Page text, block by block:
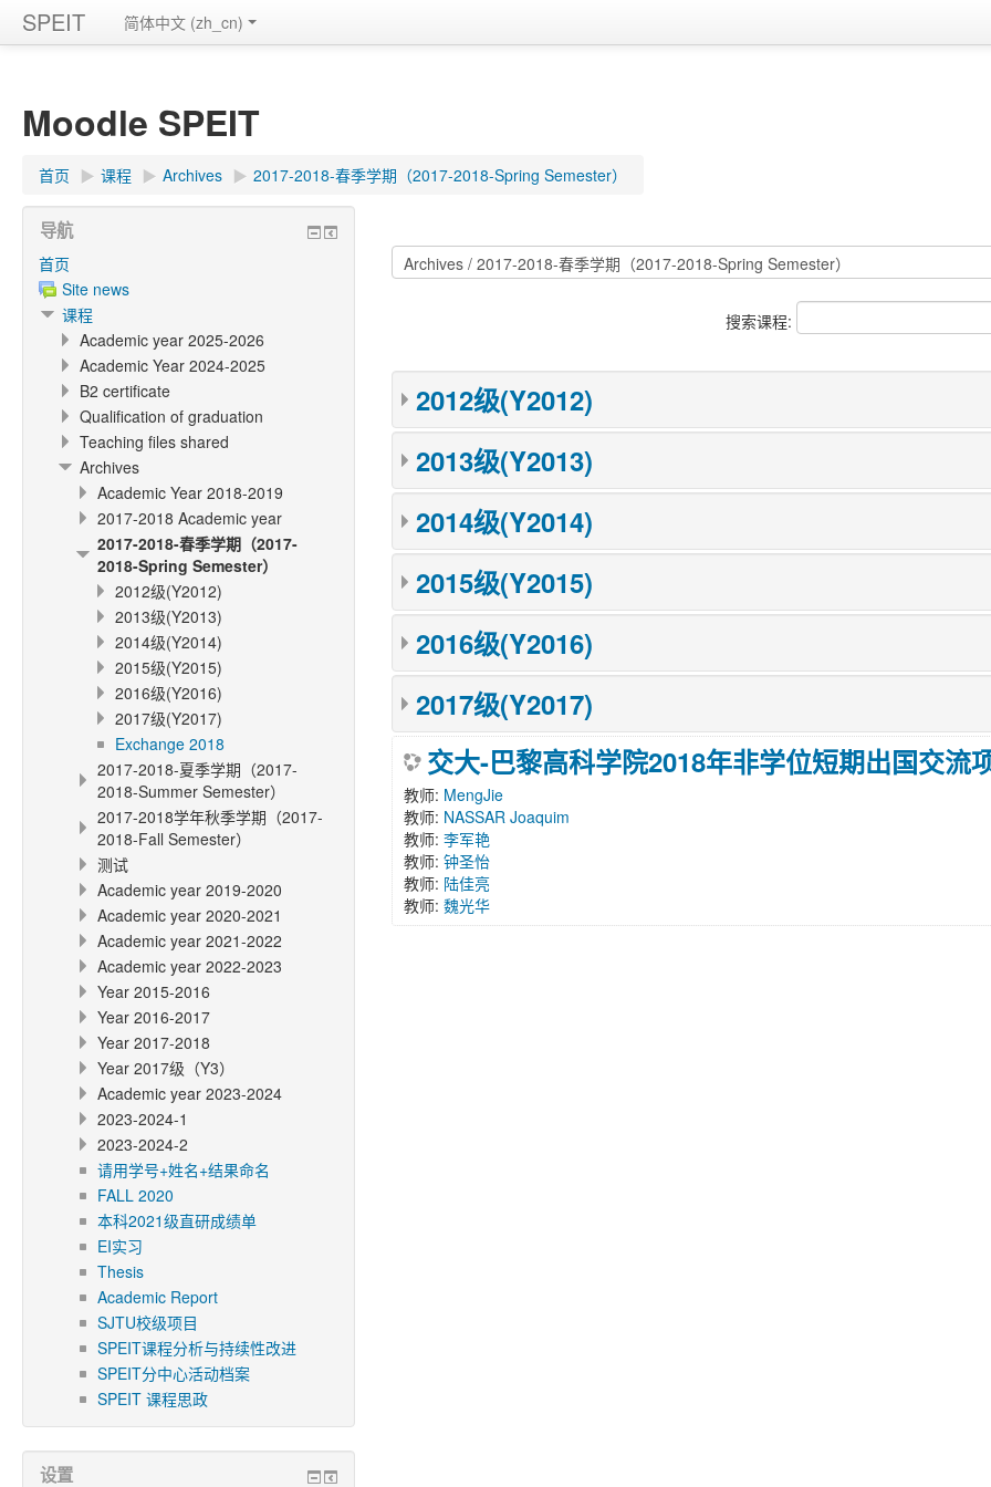
SPEIT 简体中文 (zh_cn)
Moodle SPEIT
首页 ▶︎ 课程 ▶︎ Archives ▶︎ 2017-2018-春季学期（2017-2018-Spring Semester）
搜索课程:
2012级(Y2012)
2013级(Y2013)
2014级(Y2014)
2015级(Y2015)
2016级(Y2016)
2017级(Y2017)
交大-巴黎高科学院2018年非学位短期出国交流
教师: MengJie
教师: NASSAR Joaquim
教师:李军艳
教师:钟圣怡
教师: 陆佳亮
教师:魏光华
导航
首页
Site news
课程
Academic year 2025-2026
Academic Year 2024-2025
B2 certificate
Qualification of graduation
Teaching files shared
Archives
Academic Year 2018-2019
2017-2018 Academic year
2017-2018-春季学期（2017-
2018-Spring Semester）
2012级(Y2012)
2013级(Y2013)
2014级(Y2014)
2015级(Y2015)
2016级(Y2016)
2017级(Y2017)
Exchange 2018
2017-2018-夏季学期（2017-
2018-Summer Semester）
2017-2018学年秋季学期（2017-
2018-Fall Semester）
测试
Academic year 2019-2020
Academic year 2020-2021
Academic year 2021-2022
Academic year 2022-2023
Year 2015-2016
Year 2016-2017
Year 2017-2018
Year 2017级（Y3）
Academic year 2023-2024
2023-2024-1
2023-2024-2
请用学号+姓名+结果命名
FALL 2020
本科2021级直研成绩单
EI实习
Thesis
Academic Report
SJTU校级项目
SPEIT课程分析与持续性改进
SPEIT分中心活动档案
SPEIT 课程思政
设置